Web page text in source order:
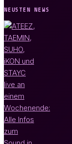
NEUSTEN NEWS